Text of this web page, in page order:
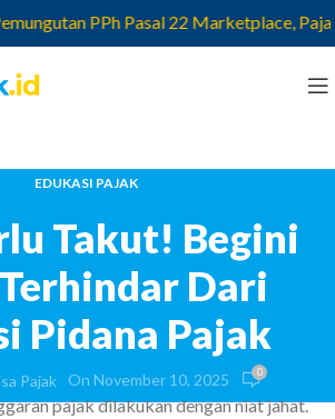
PPh Pasal 22 Marketplace, Pajak
EDUKASI PAJAK
Takut! Begini
Dari
Pidana Pajak
Pajak On November 10, 2025 0
pajak dilakukan dengan niat jahat.